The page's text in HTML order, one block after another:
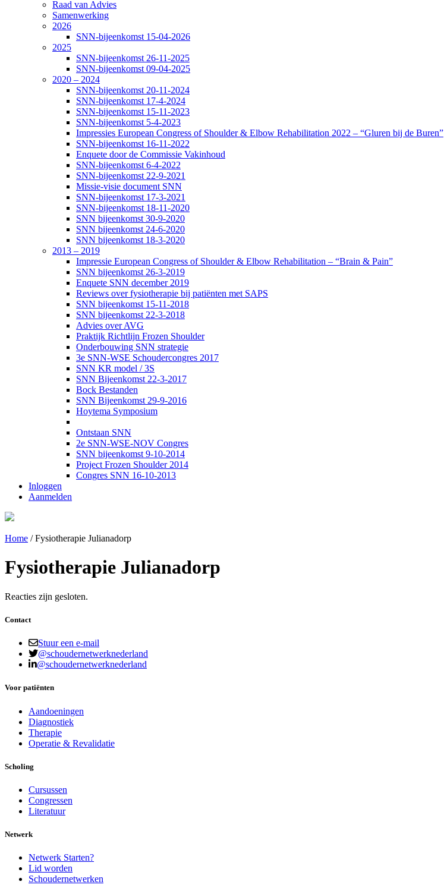
Raad van Advies
Samenwerking
2026
SNN-bijeenkomst 15-04-2026
2025
SNN-bijeenkomst 26-11-2025
SNN-bijeenkomst 09-04-2025
2020 – 2024
SNN-bijeenkomst 20-11-2024
SNN-bijeenkomst 17-4-2024
SNN-bijeenkomst 15-11-2023
SNN-bijeenkomst 5-4-2023
Impressies European Congress of Shoulder & Elbow Rehabilitation 2022 – “Gluren bij de Buren”
SNN-bijeenkomst 16-11-2022
Enquete door de Commissie Vakinhoud
SNN-bijeenkomst 6-4-2022
SNN-bijeenkomst 22-9-2021
Missie-visie document SNN
SNN-bijeenkomst 17-3-2021
SNN-bijeenkomst 18-11-2020
SNN bijeenkomst 30-9-2020
SNN bijeenkomst 24-6-2020
SNN bijeenkomst 18-3-2020
2013 – 2019
Impressie European Congress of Shoulder & Elbow Rehabilitation – “Brain & Pain”
SNN bijeenkomst 26-3-2019
Enquete SNN december 2019
Reviews over fysiotherapie bij patiënten met SAPS
SNN bijeenkomst 15-11-2018
SNN bijeenkomst 22-3-2018
Advies over AVG
Praktijk Richtlijn Frozen Shoulder
Onderbouwing SNN strategie
3e SNN-WSE Schoudercongres 2017
SNN KR model / 3S
SNN Bijeenkomst 22-3-2017
Bock Bestanden
SNN Bijeenkomst 29-9-2016
Hoytema Symposium
Ontstaan SNN
2e SNN-WSE-NOV Congres
SNN bijeenkomst 9-10-2014
Project Frozen Shoulder 2014
Congres SNN 16-10-2013
Inloggen
Aanmelden
Home /Fysiotherapie Julianadorp
Fysiotherapie Julianadorp
Reacties zijn gesloten.
Contact
Stuur een e-mail
@schoudernetwerknederland
@schoudernetwerknederland
Voor patiënten
Aandoeningen
Diagnostiek
Therapie
Operatie & Revalidatie
Scholing
Cursussen
Congressen
Literatuur
Netwerk
Netwerk Starten?
Lid worden
Schoudernetwerken